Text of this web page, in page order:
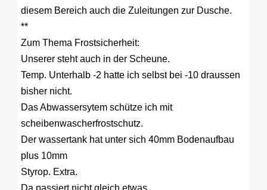
diesem Bereich auch die Zuleitungen zur Dusche.
**
Zum Thema Frostsicherheit:
Unserer steht auch in der Scheune.
Temp. Unterhalb -2 hatte ich selbst bei -10 draussen
bisher nicht.
Das Abwassersytem schütze ich mit
scheibenwascherfrostschutz.
Der wassertank hat unter sich 40mm Bodenaufbau
plus 10mm
Styrop. Extra.
Da passiert nicht gleich etwas.